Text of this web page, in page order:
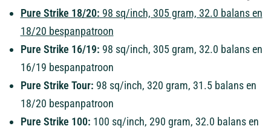
Pure Strike 18/20: 98 sq/inch, 305 gram, 32.0 balans en
18/20 bespanpatroon
Pure Strike 16/19: 98 sq/inch, 305 gram, 32.0 balans en
16/19 bespanpatroon
Pure Strike Tour: 98 sq/inch, 320 gram, 31.5 balans en
18/20 bespanpatroon
Pure Strike 100: 100 sq/inch, 290 gram, 32.0 balans en